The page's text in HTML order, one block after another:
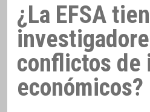
¿La EFSA
conflictos de
económicos?